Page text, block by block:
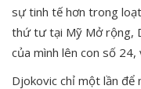
sự tinh tế hơn trong
thứ tư tại Mỹ Mở rộng,
của mình lên con số 24,
Djokovic chỉ một lần